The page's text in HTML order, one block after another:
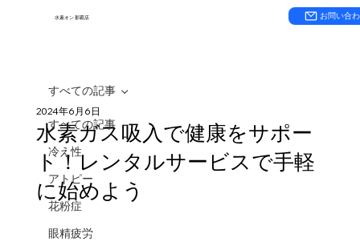
水素オン 那覇店 お問い合
すべての記事
冷え性
アトピー
花粉症
眼精疲労
すべての記事
水素ガス吸入で健康をサポー
ト！レンタルサービスで手軽
に始めよう
2024年6月6日